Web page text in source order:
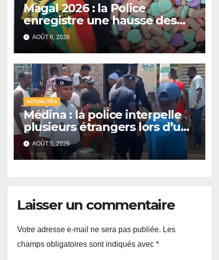
Magal 2026 : la Police
enregistre une hausse des
saisies de drogues de
synthèse malgré un recul de
certains stupéfiants
AOÛT 6, 2026
ACTUALITÉS
Médina : la police interpelle
plusieurs étrangers lors d’une
opération de sécurisation
AOÛT 5, 2026
Laisser un commentaire
Votre adresse e-mail ne sera pas publiée. Les
champs obligatoires sont indiqués avec *